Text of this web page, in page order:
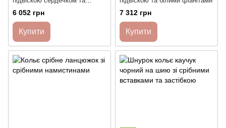
білими фіанітами
6 052 грн
Купити
7 312 грн
Купити